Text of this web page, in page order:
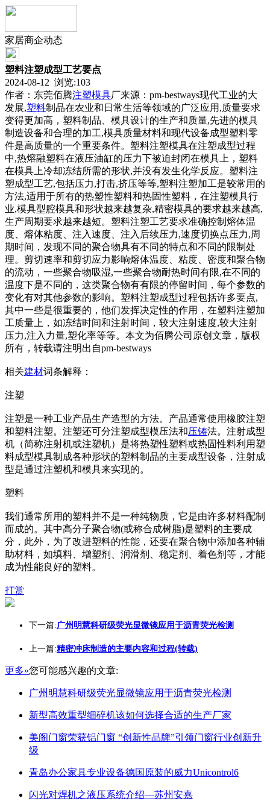
家居商企动态
塑料注塑成型工艺要点
2024-08-12 浏览:103
作者：东莞佰腾注塑模具厂来源：pm-bestways现代工业的大
发展,塑料制品在农业和日常生活等领域的广泛应用,质量要求
变得更加高，塑料制品、模具设计的生产和质量,先进的模具
制造设备和合理的加工,模具质量材料和现代设备成型塑料零
件是高质量的一个重要条件。塑料注塑模具在注塑成型过程
中,热熔融塑料在液压油缸的压力下被迫封闭在模具上，塑料
在模具上冷却冻结所需的形状,并没有发生化学反应。塑料注
塑成型工艺,包括压力,打击,挤压等等,塑料注塑加工是较常用的
方法,适用于所有的热塑性塑料和热固性塑料，在注塑模具行
业,模具型腔模具和形状越来越复杂,精密模具的要求越来越高,
生产周期要求越来越短。塑料注塑工艺要求准确控制熔体温
度、熔体粘度、注入速度、注入后续压力,速度切换点压力,周
期时间，发现不同的聚合物具有不同的特点和不同的限制处
理。剪切速率和剪切应力影响熔体温度、粘度、密度和聚合物
的流动，一些聚合物吸湿,一些聚合物耐热时间有限,在不同的
温度下是不同的，这类聚合物有有限的停留时间，每个参数的
变化有对其他参数的影响。塑料注塑成型过程包括许多要点,
其中一些是很重要的，他们发挥决定性的作用，在塑料注塑加
工质量上，如冻结时间和注射时间，较大注射速度,较大注射
压力,注入力量,塑化率等等。本文为佰腾公司原创文章，版权
所有，转载请注明出自pm-bestways
相关建材词条解释：
注塑
注塑是一种工业产品生产造型的方法。产品通常使用橡胶注塑
和塑料注塑。注塑还可分注塑成型模压法和压铸法。注射成型
机（简称注射机或注塑机）是将热塑性塑料或热固性料利用塑
料成型模具制成各种形状的塑料制品的主要成型设备，注射成
型是通过注塑机和模具来实现的。
塑料
我们通常所用的塑料并不是一种纯物质，它是由许多材料配制
而成的。其中高分子聚合物(或称合成树脂)是塑料的主要成
分，此外，为了改进塑料的性能，还要在聚合物中添加各种辅
助材料，如填料、增塑剂、润滑剂、稳定剂、着色剂等，才能
成为性能良好的塑料。
打赏
下一篇:广州明慧科研级荧光显微镜应用于沥青荧光检测
上一篇:精密冲床制造的主要内容和过程(转载)
更多»您可能感兴趣的文章:
广州明慧科研级荧光显微镜应用于沥青荧光检测
新型高效重型细碎机该如何选择合适的生产厂家
美阁门窗荣获铝门窗 “创新性品牌”引领门窗行业创新升
级
青岛办公家具专业设备德国原装的威力Unicontrol6
闪光对焊机之液压系统介绍—苏州安嘉